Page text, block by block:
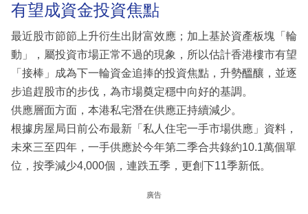
有望成資金投資焦點
最近股市節節上升衍生出財富效應；加上基於資產板塊「輪
動」，屬投資市場正常不過的現象，所以估計香港樓市有望
「接棒」成為下一輪資金追捧的投資焦點，升勢醞釀，並逐
步追趕股市的步伐，為市場奠定穩中向好的基調。
供應層面方面，本港私宅潛在供應正持續減少。
根據房屋局日前公布最新「私人住宅一手市場供應」資料，
未來三至四年，一手供應於今年第二季合共錄約10.1萬個單
位，按季減少4,000個，連跌五季，更創下11季新低。
廣告